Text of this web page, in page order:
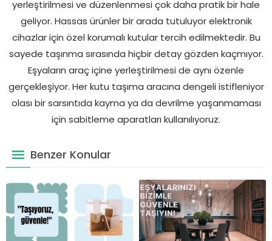
yerleştirilmesi ve düzenlenmesi çok daha pratik bir hale
geliyor. Hassas ürünler bir arada tutuluyor elektronik
cihazlar için özel korumalı kutular tercih edilmektedir. Bu
sayede taşınma sırasında hiçbir detay gözden kaçmıyor.
Eşyaların araç içine yerleştirilmesi de aynı özenle
gerçekleşiyor. Her kutu taşıma aracına dengeli istifleniyor
olası bir sarsıntıda kayma ya da devrilme yaşanmaması
için sabitleme aparatları kullanılıyoruz.
Benzer Konular